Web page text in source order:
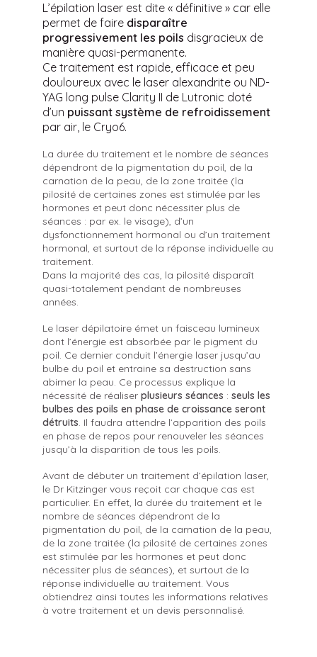
L’épilation laser est dite « définitive » car elle
permet de faire disparaître
progressivement les poils disgracieux de
manière quasi-permanente.
Ce traitement est rapide, efficace et peu
douloureux avec le laser alexandrite ou ND-
YAG long pulse Clarity II de Lutronic doté
d’un puissant système de refroidissement
par air, le Cryo6.
La durée du traitement et le nombre de séances
dépendront de la pigmentation du poil, de la
carnation de la peau, de la zone traitée (la
pilosité de certaines zones est stimulée par les
hormones et peut donc nécessiter plus de
séances : par ex. le visage), d’un
dysfonctionnement hormonal ou d’un traitement
hormonal, et surtout de la réponse individuelle au
traitement.
Dans la majorité des cas, la pilosité disparaît
quasi-totalement pendant de nombreuses
années.
Le laser dépilatoire émet un faisceau lumineux
dont l’énergie est absorbée par le pigment du
poil. Ce dernier conduit l’énergie laser jusqu’au
bulbe du poil et entraine sa destruction sans
abimer la peau. Ce processus explique la
nécessité de réaliser plusieurs séances : seuls les
bulbes des poils en phase de croissance seront
détruits. Il faudra attendre l’apparition des poils
en phase de repos pour renouveler les séances
jusqu’à la disparition de tous les poils.
Avant de débuter un traitement d’épilation laser,
le Dr Kitzinger vous reçoit car chaque cas est
particulier. En effet, la durée du traitement et le
nombre de séances dépendront de la
pigmentation du poil, de la carnation de la peau,
de la zone traitée (la pilosité de certaines zones
est stimulée par les hormones et peut donc
nécessiter plus de séances), et surtout de la
réponse individuelle au traitement. Vous
obtiendrez ainsi toutes les informations relatives
à votre traitement et un devis personnalisé.